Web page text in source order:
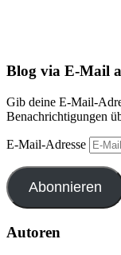
Blog via E-Mail
Gib deine E-Mail-
Benachrichtigungen
E-Mail-Adresse
Abonnieren
Autoren